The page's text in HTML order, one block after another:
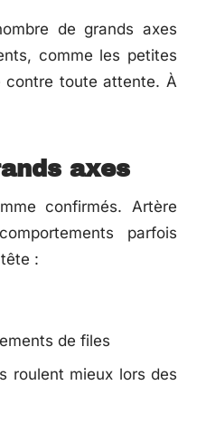
de grands axes
comme les petites
contre toute attente. À
axes
confirmés. Artère
parfois
:
de files
roulent mieux lors des